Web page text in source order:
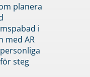
planera
i
med AR
steg